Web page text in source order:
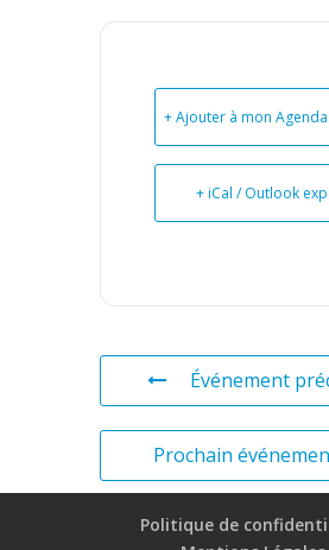
+ Ajouter à mon
+ iCal / Outlook
Événement
Prochain
Politique de